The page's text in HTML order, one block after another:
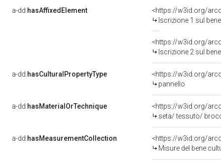
a-dd:hasAffixedElement
<https://w3id.org/
Iscrizione 1 sul
<https://w3id.org/
Iscrizione 2 sul
a-dd:hasCulturalPropertyType
<https://w3id.org/
pannello
a-dd:hasMaterialOrTechnique
<https://w3id.org/
seta/ tessuto/
a-dd:hasMeasurementCollection
<https://w3id.org/
Misure del bene